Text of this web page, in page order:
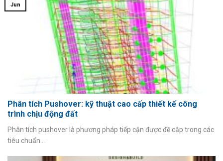
Phân tích Pushover: kỹ thuật cao cấp thiết kế công
trình chịu động đất
Phân tích pushover là phương pháp tiếp cận được đề cập trong các
tiêu chuẩn...
Jun